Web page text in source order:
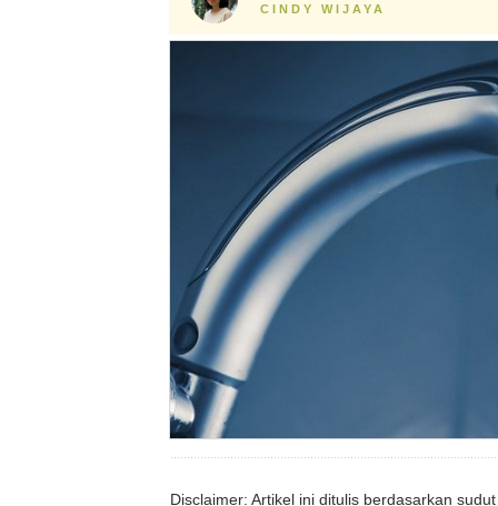
CINDY WIJAYA
Disclaimer: Artikel ini ditulis berdasarkan